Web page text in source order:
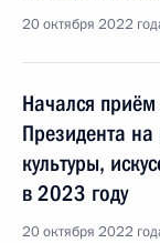
20 октября 2022
Начался приём
Президента
культуры,
в 2023 году
20 октября 2022